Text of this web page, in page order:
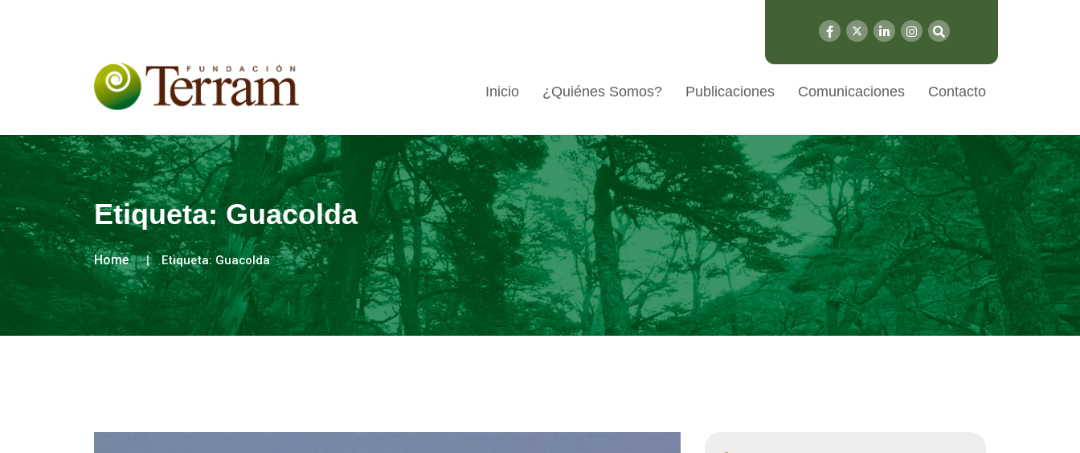
Inicio ¿Quiénes Somos? Publicaciones Comunicaciones Contacto
Etiqueta:Guacolda
Home Etiqueta:Guacolda